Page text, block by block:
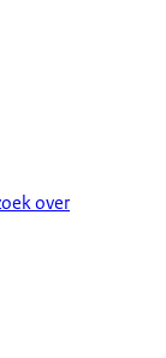
over